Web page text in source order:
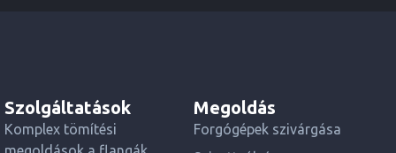
Szolgáltatások
Komplex tömítési
Megoldás
Forgógépek szivárgása